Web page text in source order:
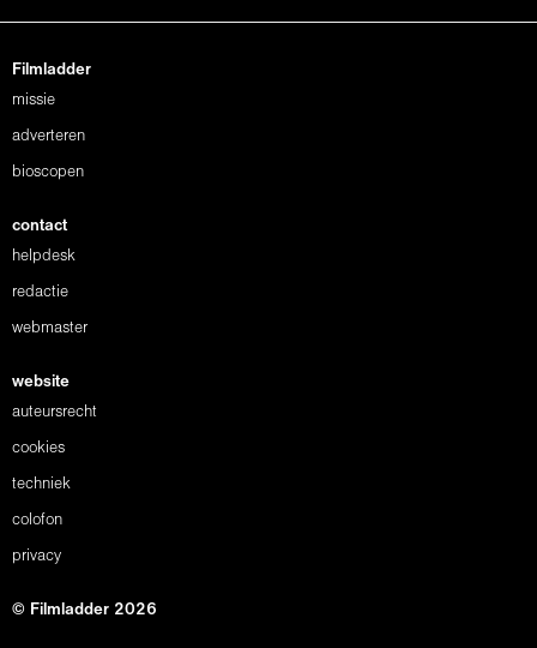
Filmladder
missie
adverteren
bioscopen
contact
helpdesk
redactie
webmaster
website
auteursrecht
cookies
techniek
colofon
privacy
© Filmladder 2026